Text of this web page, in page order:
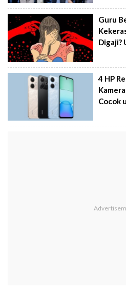
Guru
Digaji?
4 HP
Cocok